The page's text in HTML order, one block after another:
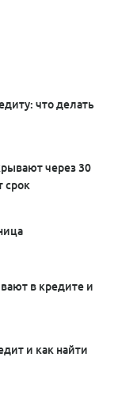
что делать
через 30
срок
в кредите и
и как найти